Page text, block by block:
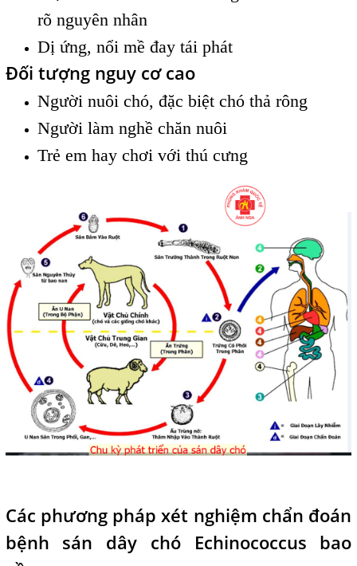
rõ nguyên nhân
Dị ứng, nổi mề đay tái phát
Đối tượng nguy cơ cao
Người nuôi chó, đặc biệt chó thả rông
Người làm nghề chăn nuôi
Trẻ em hay chơi với thú cưng
Các phương pháp xét nghiệm chẩn đoán
bệnh sán dây chó Echinococcus bao